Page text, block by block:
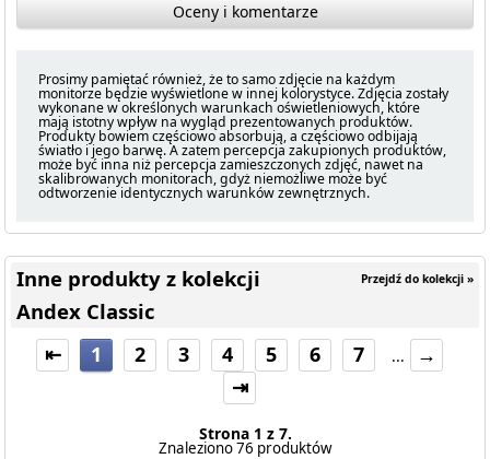
Oceny i komentarze
Prosimy pamiętać również, że to samo zdjęcie na każdym
monitorze będzie wyświetlone w innej kolorystyce. Zdjęcia zostały
wykonane w określonych warunkach oświetleniowych, które
mają istotny wpływ na wygląd prezentowanych produktów.
Produkty bowiem częściowo absorbują, a częściowo odbijają
światło i jego barwę. A zatem percepcja zakupionych produktów,
może być inna niż percepcja zamieszczonych zdjęć, nawet na
skalibrowanych monitorach, gdyż niemożliwe może być
odtworzenie identycznych warunków zewnętrznych.
Przejdź do kolekcji »
Inne produkty z kolekcji
Andex Classic
⇤ 1 2 3 4 5 6 7 ...
→
⇥
Strona 1 z 7.
Znaleziono 76 produktów